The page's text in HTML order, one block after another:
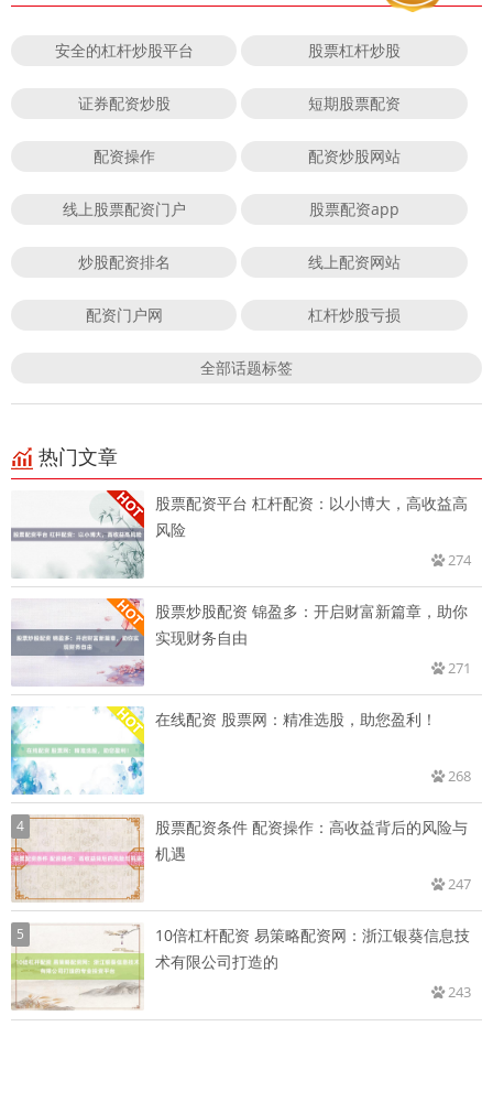
安全的杠杆炒股平台 股票杠杆炒股
证券配资炒股 短期股票配资
配资操作 配资炒股网站
线上股票配资门户 股票配资app
炒股配资排名 线上配资网站
配资门户网 杠杆炒股亏损
全部话题标签
热门文章
股票配资平台 杠杆配资：以小博大，高收益高
风险
274
股票炒股配资 锦盈多：开启财富新篇章，助你
实现财务自由
271
在线配资 股票网：精准选股，助您盈利！
268
4
股票配资条件 配资操作：高收益背后的风险与
机遇
247
5
10倍杠杆配资 易策略配资网：浙江银葵信息技
术有限公司打造的
243